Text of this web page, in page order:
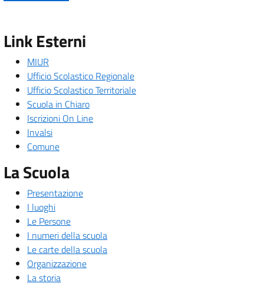
Link Esterni
MIUR
Ufficio Scolastico Regionale
Ufficio Scolastico Territoriale
Scuola in Chiaro
Iscrizioni On Line
Invalsi
Comune
La Scuola
Presentazione
I luoghi
Le Persone
I numeri della scuola
Le carte della scuola
Organizzazione
La storia